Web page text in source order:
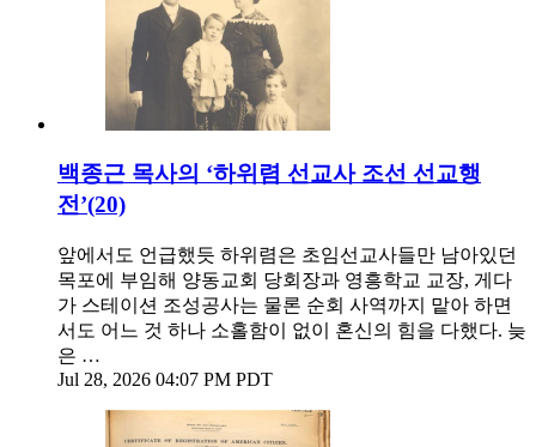
백종근 목사의 ‘하위렴 선교사 조선 선교행
전’(20)
앞에서도 언급했듯 하위렴은 초임선교사들만 남아있던
목포에 부임해 양동교회 당회장과 영흥학교 교장, 게다
가 스테이션 조성공사는 물론 순회 사역까지 맡아 하면
서도 어느 것 하나 소홀함이 없이 혼신의 힘을 다했다. 늦
은 …
Jul 28, 2026 04:07 PM PDT